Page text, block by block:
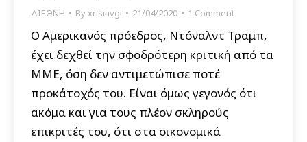
ΔΙΕΘΝΗ Byxrisiavgi 21/04/2020 1 Comment
Ο Αμερικανός πρόεδρος, Ντόναλντ Τραμπ,
έχει δεχθεί την σφοδρότερη κριτική από τα
ΜΜΕ, όση δεν αντιμετώπισε ποτέ
προκάτοχός του. Είναι όμως γεγονός ότι
ακόμα και για τους πλέον σκληρούς
επικριτές του, ότι στα οικονομικά